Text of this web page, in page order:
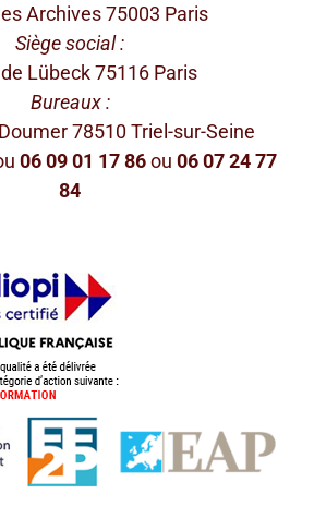
Archives 75003 Paris
Siège social :
Lübeck 75116 Paris
Bureaux :
78510 Triel-sur-Seine
06 09 01 17 86ou 06 07 24 77
84